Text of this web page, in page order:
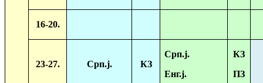
16-20.
23-27. Срп.ј. КЗ
Срп.ј.
Енг.ј.
КЗ
ПЗ